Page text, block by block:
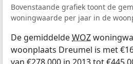
Bovenstaande grafiek toont de
woningwaarde per jaar in de
De gemiddeldeWOZ
woonplaats Dreumel is met